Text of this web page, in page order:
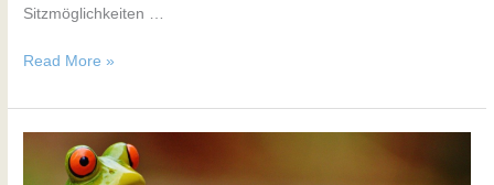
Sitzmöglichkeiten …
Read More »
Sportplatz
Ziesar